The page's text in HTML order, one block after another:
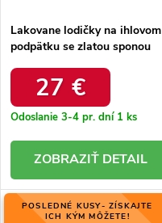
Lakovane lodičky na ihlovom
podpätku se zlatou sponou
RED
27 €
Odoslanie 3-4 pr. dní 1 ks
DETAIL
POSLEDNÉ KUSY- ZÍSKAJTE
ICH KÝM MÔŽETE!